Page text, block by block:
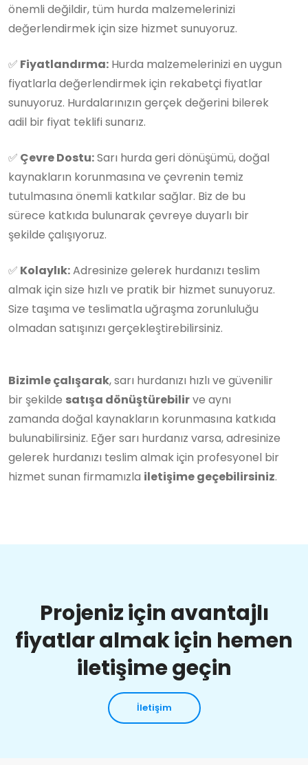
önemli değildir, tüm hurda malzemelerinizi
değerlendirmek için size hizmet sunuyoruz.
✅ Fiyatlandırma: Hurda malzemelerinizi en uygun
fiyatlarla değerlendirmek için rekabetçi fiyatlar
sunuyoruz. Hurdalarınızın gerçek değerini bilerek
adil bir fiyat teklifi sunarız.
✅ Çevre Dostu:Sarı hurda geri dönüşümü, doğal
kaynakların korunmasına ve çevrenin temiz
tutulmasına önemli katkılar sağlar. Biz de bu
sürece katkıda bulunarak çevreye duyarlı bir
şekilde çalışıyoruz.
✅ Kolaylık:Adresinize gelerek hurdanızı teslim
almak için size hızlı ve pratik bir hizmet sunuyoruz.
Size taşıma ve teslimatla uğraşma zorunluluğu
olmadan satışınızı gerçekleştirebilirsiniz.
Bizimle çalışarak, sarı hurdanızı hızlı ve güvenilir
bir şekilde satışa dönüştürebilirve aynı
zamanda doğal kaynakların korunmasına katkıda
bulunabilirsiniz. Eğer sarı hurdanız varsa, adresinize
gelerek hurdanızı teslim almak için profesyonel bir
hizmet sunan firmamızla iletişime geçebilirsiniz.
Projeniz için avantajlı
fiyatlar almak için hemen
iletişime geçin
İletişim